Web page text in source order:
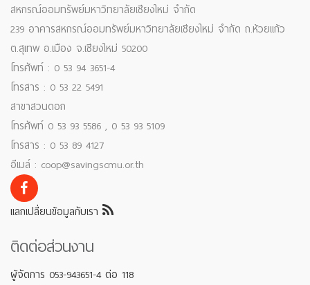
สหกรณ์ออมทรัพย์มหาวิทยาลัยเชียงใหม่ จำกัด
239 อาคารสหกรณ์ออมทรัพย์มหาวิทยาลัยเชียงใหม่ จำกัด ถ.ห้วยแก้ว
ต.สุเทพ อ.เมือง จ.เชียงใหม่ 50200
โทรศัพท์ : 0 53 94 3651-4
โทรสาร : 0 53 22 5491
สาขาสวนดอก
โทรศัพท์ 0 53 93 5586 , 0 53 93 5109
โทรสาร : 0 53 89 4127
อีเมล์ : coop@savingscmu.or.th
แลกเปลี่ยนข้อมูลกับเรา
ติดต่อส่วนงาน
ผู้จัดการ 053-943651-4 ต่อ 118